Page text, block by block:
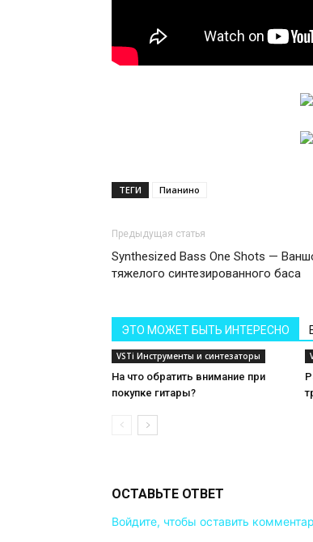
ТЕГИ Пианино
Предыдущая статья
Synthesized Bass One Shots —
тяжелого синтезированного баса
ЭТО МОЖЕТ БЫТЬ ИНТЕРЕСНО
VSTi Инструменты и синтезаторы
На что обратить внимание при
покупке гитары?
ОСТАВЬТЕ ОТВЕТ
Войдите, чтобы оставить